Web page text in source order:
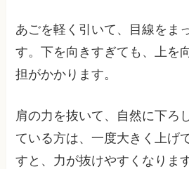
あごを軽く引いて、目線をま
す。下を向きすぎても、上を
担がかかります。
肩の力を抜いて、自然に下ろ
ている方は、一度大きく上げ
すと、力が抜けやすくなりま